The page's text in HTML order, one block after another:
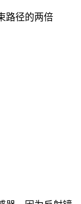
路径的两倍